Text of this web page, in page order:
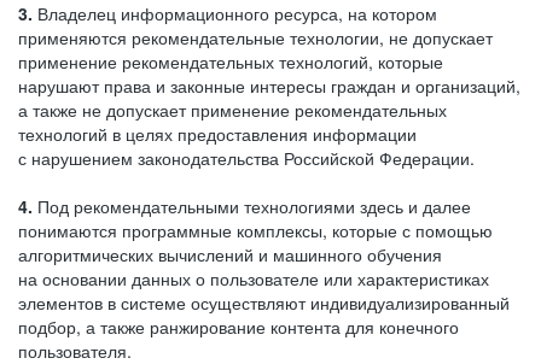
3. Владелец информационного ресурса, на котором
применяются рекомендательные технологии, не допускает
применение рекомендательных технологий, которые
нарушают права и законные интересы граждан и организаций,
а также не допускает применение рекомендательных
технологий в целях предоставления информации
с нарушением законодательства Российской Федерации.
4. Под рекомендательными технологиями здесь и далее
понимаются программные комплексы, которые с помощью
алгоритмических вычислений и машинного обучения
на основании данных о пользователе или характеристиках
элементов в системе осуществляют индивидуализированный
подбор, а также ранжирование контента для конечного
пользователя.